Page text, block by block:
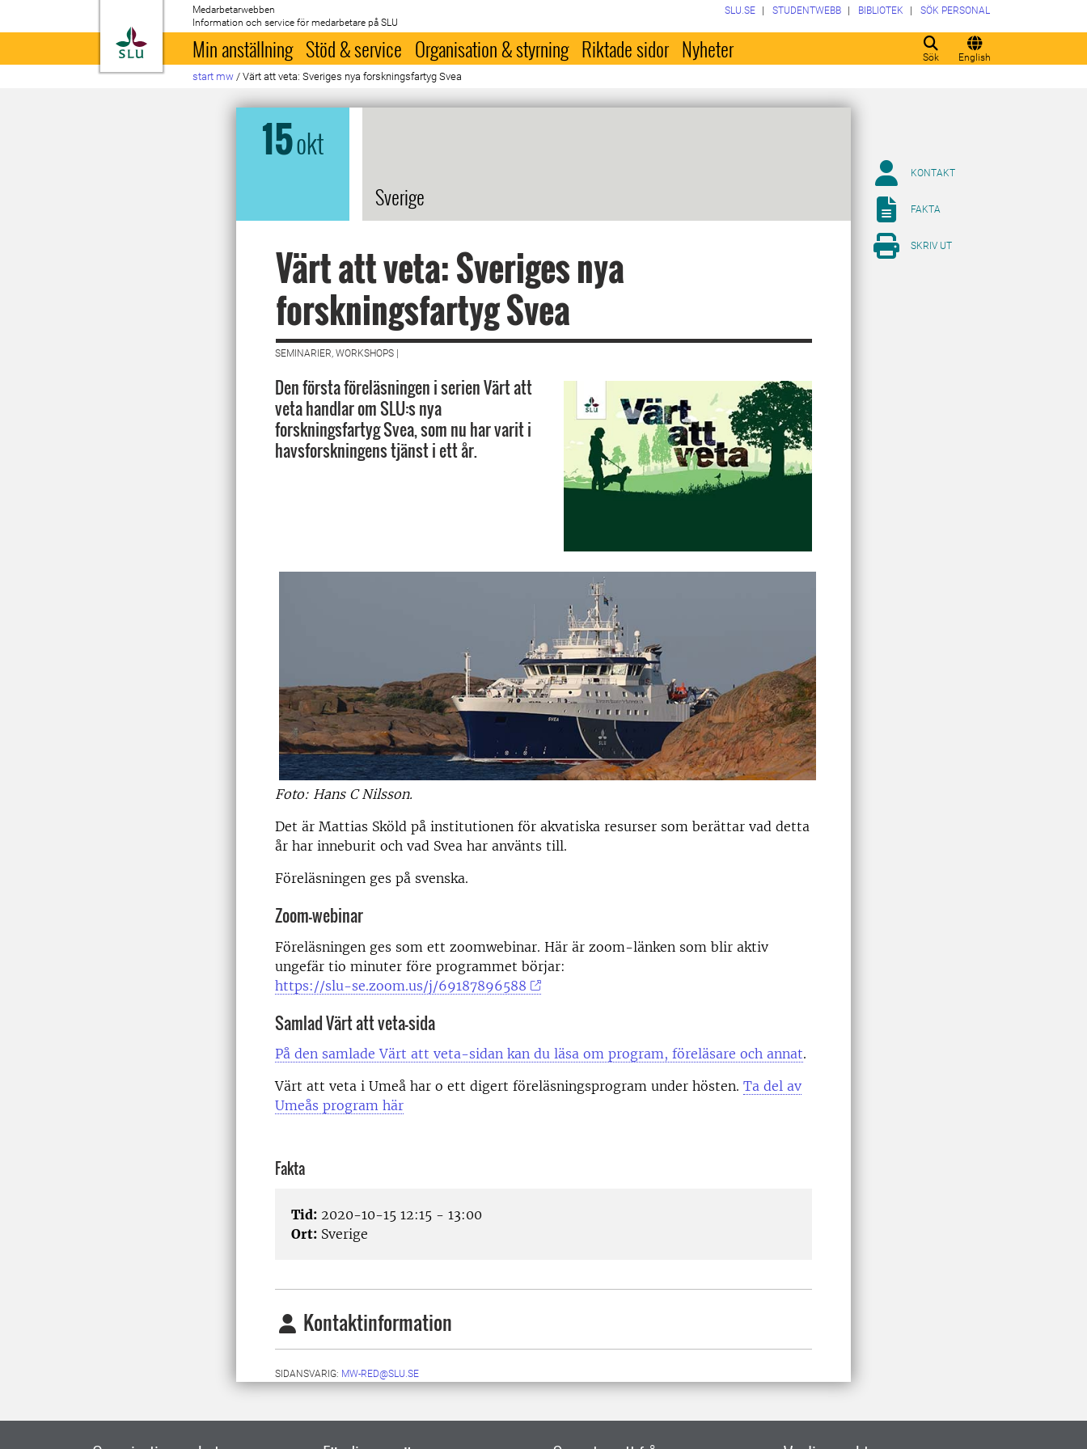
Till startsida
Medarbetarwebben
Information och service för medarbetare på SLU
Sök English
SLU.SE STUDENTWEBB BIBLIOTEK SÖK PERSONAL
Min anställning Stöd & service Organisation & styrning Riktade sidor Nyheter
start mw / Värt att veta: Sveriges nya forskningsfartyg Svea
15okt
Sverige
Värt att veta: Sveriges nya
forskningsfartyg Svea
SEMINARIER, WORKSHOPS |
Den första föreläsningen i serien Värt att
veta handlar om SLU:s nya
forskningsfartyg Svea, som nu har varit i
havsforskningens tjänst i ett år.
Foto: Hans C Nilsson.
Det är Mattias Sköld på institutionen för akvatiska resurser som berättar vad detta
år har inneburit och vad Svea har använts till.
Föreläsningen ges på svenska.
Zoom-webinar
Föreläsningen ges som ett zoomwebinar. Här är zoom-länken som blir aktiv
ungefär tio minuter före programmet börjar:
https://slu-se.zoom.us/j/69187896588
Samlad Värt att veta-sida
På den samlade Värt att veta-sidan kan du läsa om program, föreläsare och annat.
Värt att veta i Umeå har o ett digert föreläsningsprogram under hösten. Ta del av
Umeås program här
Fakta
Tid: 2020-10-15 12:15 - 13:00
Ort: Sverige
Kontaktinformation
SIDANSVARIG: MW-RED@SLU.SE
KONTAKT
FAKTA
SKRIV UT